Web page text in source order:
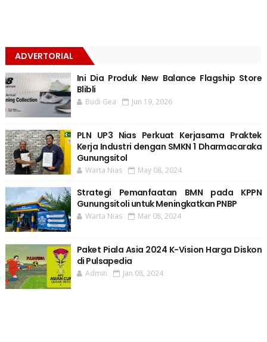
ADVERTORIAL
Ini Dia Produk New Balance Flagship Store
Blibli
Budi Gea Jun 19, 2026
PLN UP3 Nias Perkuat Kerjasama Praktek
Kerja Industri dengan SMKN 1 Dharmacaraka
Gunungsitol
Warta Nias May 08, 2024
Strategi Pemanfaatan BMN pada KPPN
Gunungsitoli untuk Meningkatkan PNBP
Warta Nias Mar 08, 2024
Paket Piala Asia 2024 K-Vision Harga Diskon
di Pulsapedia
Admin Jan 08, 2024